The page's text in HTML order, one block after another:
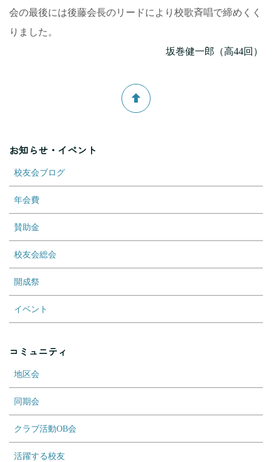
会の最後には後藤会長のリードにより校歌斉唱で締めくく
りました。
坂巻健一郎（高44回）
お知らせ・イベント
校友会ブログ
年会費
賛助金
校友会総会
開成祭
イベント
コミュニティ
地区会
同期会
クラブ活動OB会
活躍する校友